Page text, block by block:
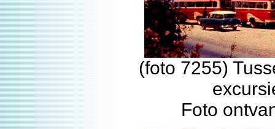
(foto 7255)
Foto